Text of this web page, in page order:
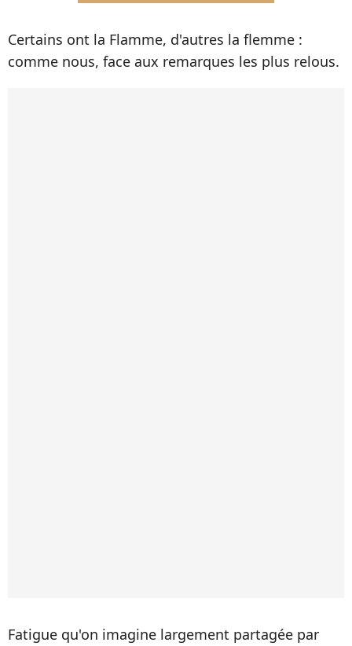
Certains ont la Flamme, d'autres la flemme :
comme nous, face aux remarques les plus relous.
Fatigue qu'on imagine largement partagée par